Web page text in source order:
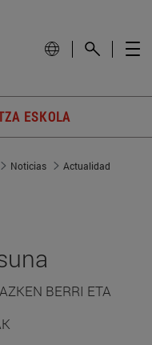
ESKOLA
Noticias
Actualidad
BERRI ETA